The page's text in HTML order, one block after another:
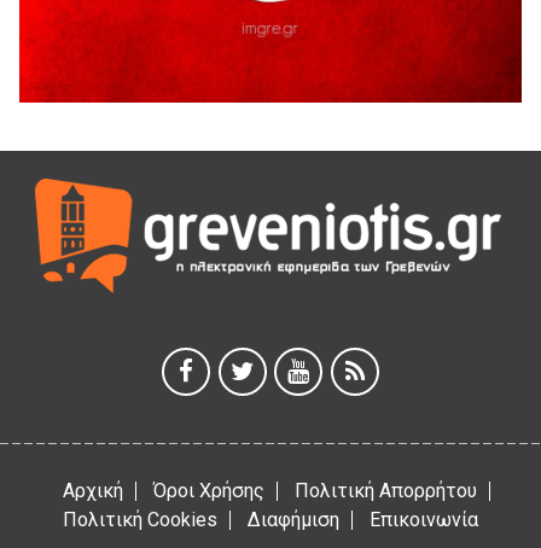
Θερινό Σινεμά στο πλαίσιο του «Πολιτιστικού
Καλοκαιριού 2026» με την βραβευμένη ταινία «Μικρές
Ανάσες».
Γρεβενά: Συνελήφθη 18χρονος αλλοδαπός, για κλοπή
εξοπλισμού γυμναστηρίου
5 Αυγούστου 2026
ΑΗ ΛΑΟΣ | 5 Αυγούστου | Υπαίθριο Θέατρο “Καστράκι”,
Γρεβενά
5 Αυγούστου 2026
5 Αυγούστου 2026
Αρχική Όροι Χρήσης
Πολιτική Απορρήτου
Πολιτική Cookies
Διαφήμιση Επικοινωνία